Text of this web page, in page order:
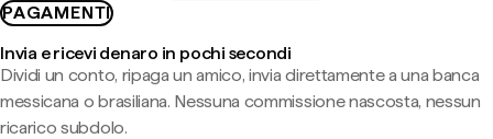
PAGAMENTI
Invia e ricevi denaro in pochi secondi
Dividi un conto, ripaga un amico, invia direttamente a una banca
messicana o brasiliana. Nessuna commissione nascosta, nessun
ricarico subdolo.